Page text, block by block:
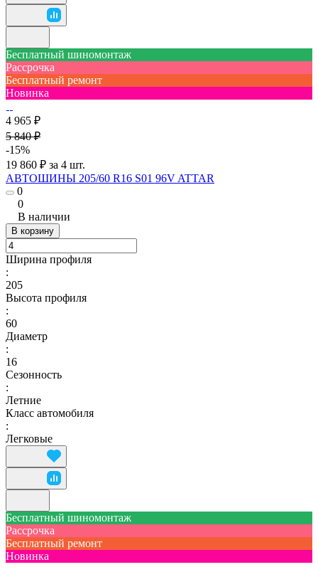
Бесплатный шиномонтаж
Рассрочка
Бесплатный ремонт
Новинка
4 965 ₽
5 840 ₽
-15%
19 860 ₽ за 4 шт.
АВТОШИНЫ 205/60 R16 S01 96V ATTAR
0
0
В наличии
В корзину
Ширина профиля
:
205
Высота профиля
:
60
Диаметр
:
16
Сезонность
:
Летние
Класс автомобиля
:
Легковые
Бесплатный шиномонтаж
Рассрочка
Бесплатный ремонт
Новинка